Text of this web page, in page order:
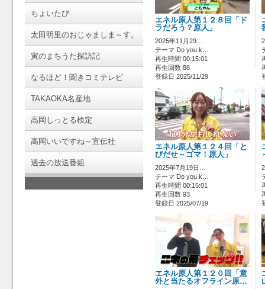
ちょいたび
太田明里のおじゃましま～す。
寅のまちうた探訪記
なるほど！聞きコミテレビ
TAKAOKA名産地
高岡しっとる検定
高岡いいですね～宣伝社
過去の放送番組
エネル原人第１２８回「ド
ラだろう？原人」
2025年11月29…
テーマ Do you k…
再生時間 00:15:01
再生回数 88
登録日 2025/11/29
エネル原人第１２４回「と
びだせ～ゴマ！原人」
2025年7月19日…
テーマ Do you k…
再生時間 00:15:01
再生回数 93
登録日 2025/07/19
エネル原人第１２０回「意
外と当たるオフライン原…